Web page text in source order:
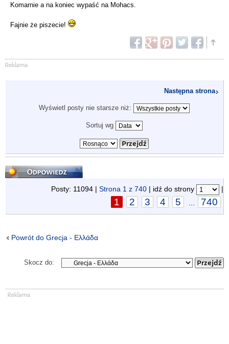
Komarnie a na koniec wypaść na Mohacs.
Fajnie że piszecie!
Następna strona
Wyświetl posty nie starsze niż:
Sortuj wg
Odpowiedz
Posty: 11094 | Strona 1 z 740 | idź do strony |
1 2 3 4 5 740
Powrót do Grecja - Ελλάδα
Skocz do: